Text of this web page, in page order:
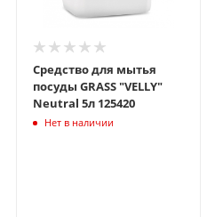
Средство для мытья
посуды GRASS "VELLY"
Neutral 5л 125420
Нет в наличии